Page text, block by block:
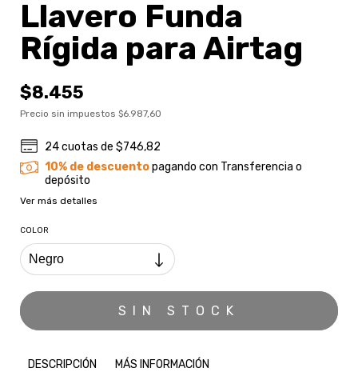
Llavero Funda
Rígida para Airtag
$8.455
Precio sin impuestos $6.987,60
24cuotas de$746,82
10% de descuentopagando con Transferencia o
depósito
Ver más detalles
COLOR
DESCRIPCIÓN MÁS INFORMACIÓN